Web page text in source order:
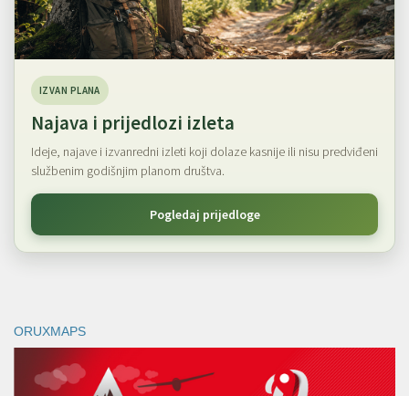
IZVAN PLANA
Najava i prijedlozi izleta
Ideje, najave i izvanredni izleti koji dolaze kasnije ili nisu predviđeni
službenim godišnjim planom društva.
Pogledaj prijedloge
ORUXMAPS